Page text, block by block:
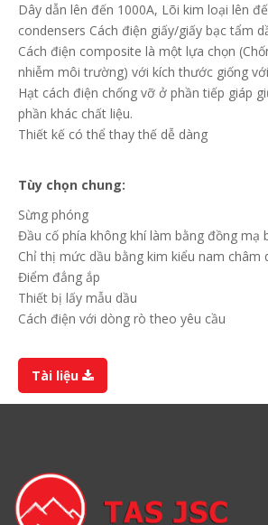
Dây dẫn lên đến 1000A, Lõi kim loại lên
condensers Cách điện giấy/giấy bạc tẩm
Cách điện composite là một lựa chọn
nhiễm môi trường) với kích thước giống
Hạt cách điện chống vỡ ở phần tiếp giáp
phần khác chất liệu.
Thiết kế có thể thay thế dễ dàng
Tùy chọn chung:
Sừng phóng
Đầu cố phía không khí làm bằng đồng mạ
Chỉ thị mức dầu bằng kim kiểu nam châm
Điểm đẳng ắp
Thiết bị lấy mẫu dầu
Cách điện với dòng rò theo yêu cầu
Tài liệu